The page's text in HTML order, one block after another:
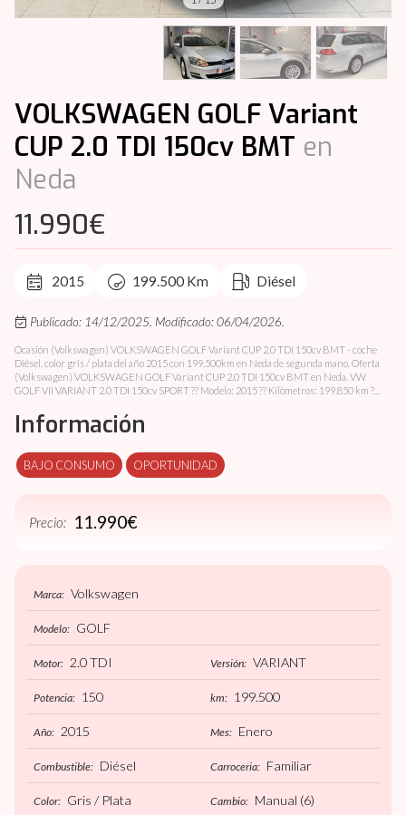
VOLKSWAGEN GOLF Variant
CUP 2.0 TDI 150cv BMT en
Neda
11.990€
2015 199.500 Km Diésel
Publicado: 14/12/2025. Modificado: 06/04/2026.
Ocasión (Volkswagen) VOLKSWAGEN GOLF Variant CUP 2.0 TDI 150cv BMT - coche
Diésel, color gris / plata del año 2015 con 199.500km en Neda de segunda mano. Oferta
(Volkswagen) VOLKSWAGEN GOLF Variant CUP 2.0 TDI 150cv BMT en Neda. VW
GOLF VII VARIANT 2.0 TDI 150cv SPORT ?? Modelo: 2015 ?? Kilómetros: 199.850 km ?...
Información
BAJO CONSUMO OPORTUNIDAD
Precio: 11.990€
Marca: Volkswagen
Modelo: GOLF
Motor: 2.0 TDI Versión: VARIANT
Potencia: 150 km: 199.500
Año: 2015 Mes: Enero
Combustible: Diésel Carroceria: Familiar
Color: Gris / Plata Cambio: Manual (6)